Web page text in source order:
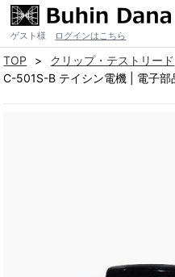
ゲスト様 ログインはこちら
TOP クリップ・テストリード
C-501S-B テイシン電機 | 電子部